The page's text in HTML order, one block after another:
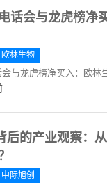
话会与龙虎榜净
欧林生物
与龙虎榜净买入：欧
后的产业观察：
中际旭创